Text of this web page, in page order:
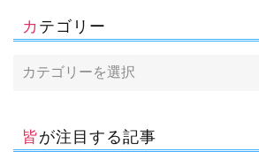
カテゴリー
皆が注目する記事